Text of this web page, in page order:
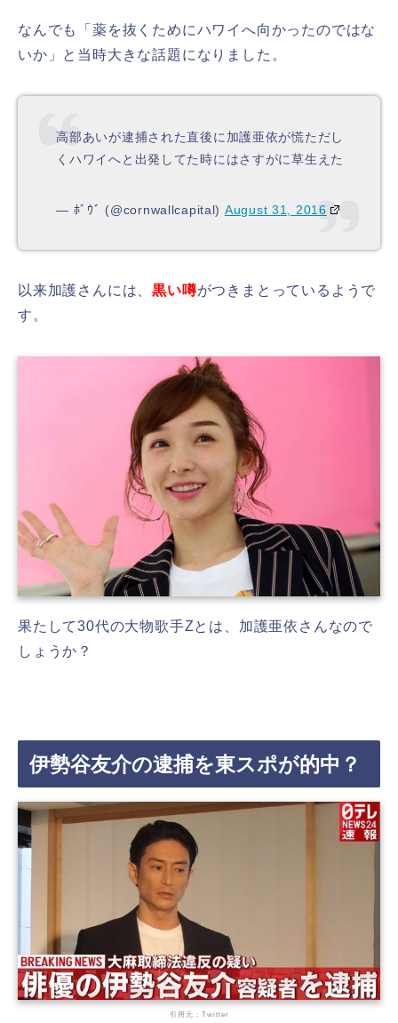
なんでも「薬を抜くためにハワイへ向かったのではな
いか」 と当時大きな話題になりました。
高部あいが逮捕された直後に加護亜依が慌ただし
くハワイへと出発してた時にはさすがに草生えた
— ﾎﾞｳﾞ (@cornwallcapital) August 31, 2016
以来加護さんには、黒い噂がつきまとっているようで
す。
果たして30代の大物歌手Zとは、加護亜依さんなので
しょうか？
伊勢谷友介の逮捕を東スポが的中？
引用元：Twitter